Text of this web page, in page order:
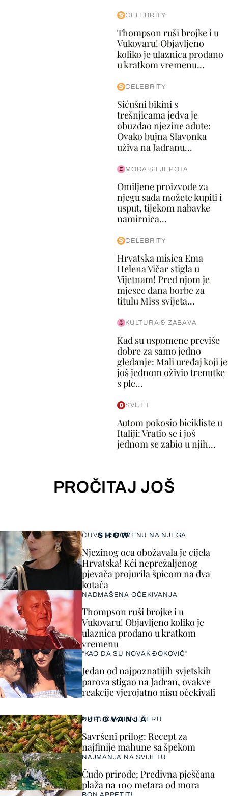
CELEBRITY
Thompson ruši brojke i u
Vukovaru! Objavljeno
koliko je ulaznica prodano
u kratkom vremenu...
CELEBRITY
Sićušni bikini s
trešnjicama jedva je
obuzdao njezine adute:
Ovako bujna Slavonka
uživa na Jadranu...
MODA & LJEPOTA
Omiljene proizvode za
njegu sada možete kupiti i
usput, tijekom nabavke
namirnica...
CELEBRITY
Hrvatska misica Ema
Helena Vičar stigla u
Vijetnam! Pred njom je
mjesec dana borbe za
titulu Miss svijeta...
KULTURA & ZABAVA
Kad su uspomene previše
dobre za samo jedno
gledanje: Mali uređaj koji je
još jednom oživio trenutke
s ple...
SVIJET
Autom pokosio bicikliste u
Italiji: Vratio se i još
jednom se zabio u njih...
PROČITAJ JOŠ
SHOW
ČUVA USPOMENU NA NJEGA
Njezinog oca obožavala je cijela
Hrvatska! Kći neprežaljenog
pjevača projurila špicom na dva
kotača
NADMAŠENA OČEKIVANJA
Thompson ruši brojke i u
Vukovaru! Objavljeno koliko je
ulaznica prodano u kratkom
vremenu
"KAO DA SU NOVAK ĐOKOVIĆ"
Jedan od najpoznatijih svjetskih
parova stigao na Jadran, ovakve
reakcije vjerojatno nisu očekivali
PUTOVANJA
UZ RUČAK ILI VEČERU
Savršeni prilog: Recept za
najfinije mahune sa špekom
NAJMANJA NA SVIJETU
Čudo prirode: Predivna pješčana
plaža na 100 metara od mora